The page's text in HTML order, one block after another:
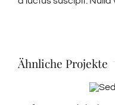
Ähnliche Projekte